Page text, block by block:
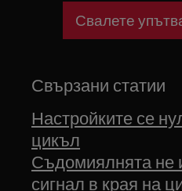
Свързани статии
Настройките се
цикъл
Съдомиялнята не
сигнал в края на